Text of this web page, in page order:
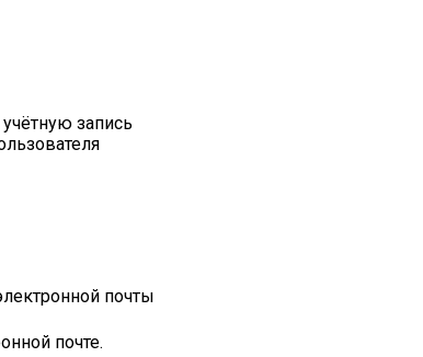
запись
почты
почте.